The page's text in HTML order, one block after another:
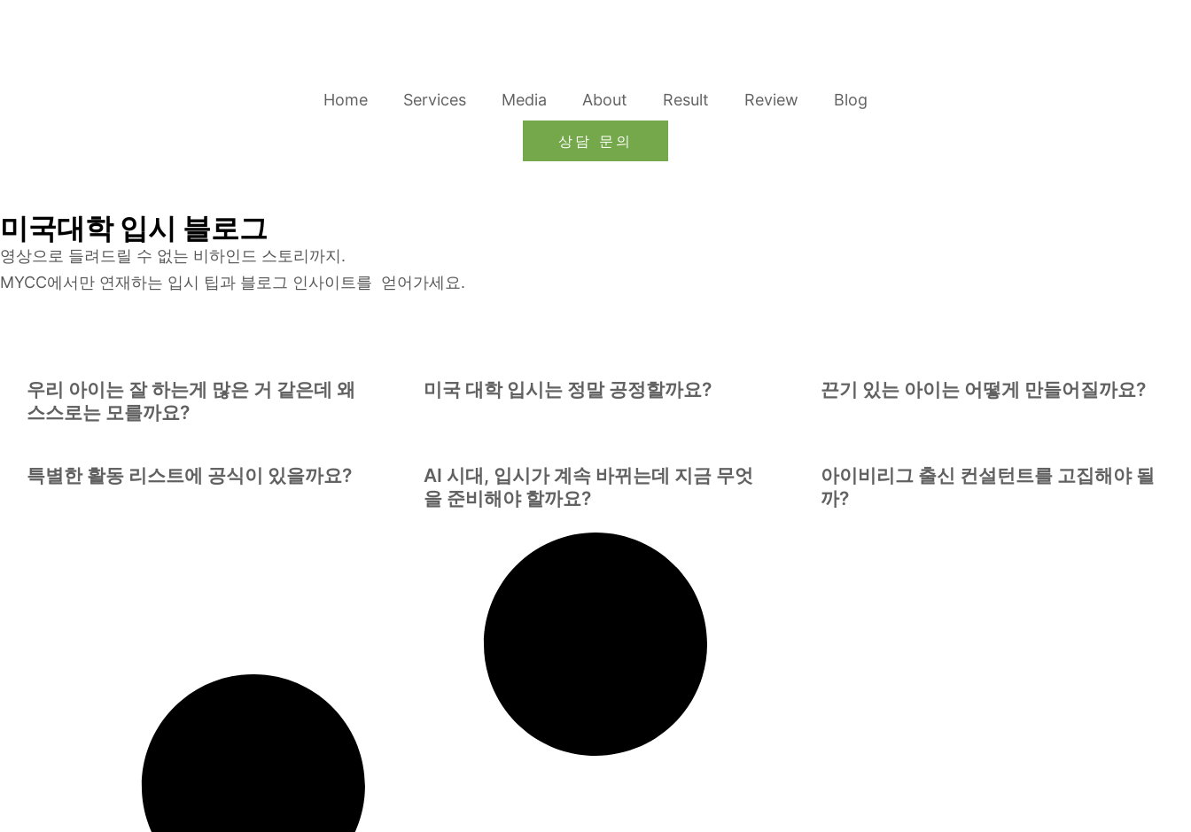
Home Services Media About Result Review Blog
상담 문의
미국대학 입시 블로그
영상으로 들려드릴 수 없는 비하인드 스토리까지.
MYCC에서만 연재하는 입시 팁과 블로그 인사이트를 얻어가세요.
우리 아이는 잘 하는게 많은 거 같은데 왜
스스로는 모를까요?
미국 대학 입시는 정말 공정할까요? 끈기 있는 아이는 어떻게 만들어질까요?
특별한 활동 리스트에 공식이 있을까요?
AI 시대, 입시가 계속 바뀌는데 지금 무엇
을 준비해야 할까요?
아이비리그 출신 컨설턴트를 고집해야 될
까?